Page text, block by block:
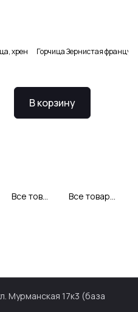
хрен Горчица Зернистая
В корзину
Все товары Кинто Все товары категории
Мурманская 17к3 (база